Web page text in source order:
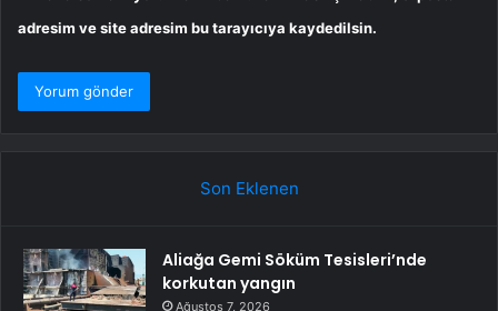
adresim ve site adresim bu tarayıcıya kaydedilsin.
Son Eklenen
Aliağa Gemi Söküm Tesisleri’nde
korkutan yangın
Ağustos 7, 2026